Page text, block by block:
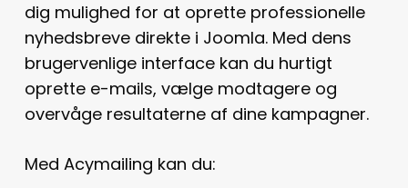
dig mulighed for at oprette professionelle
nyhedsbreve direkte i Joomla. Med dens
brugervenlige interface kan du hurtigt
oprette e-mails, vælge modtagere og
overvåge resultaterne af dine kampagner.
Med Acymailing kan du: